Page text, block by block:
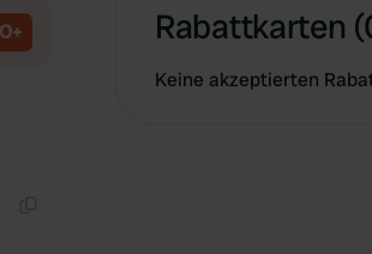
Rabattkarten
Keine akzeptierten